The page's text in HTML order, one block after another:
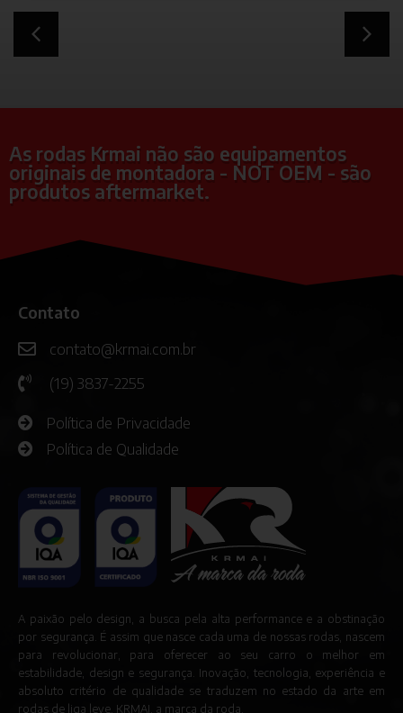
As rodas Krmai não são equipamentos
originais de montadora - NOT OEM - são
produtos aftermarket.
A paixão pelo design, a busca pela alta performance e a obstinação
por segurança. É assim que nasce cada uma de nossas rodas, nascem
para revolucionar, para oferecer ao seu carro o melhor em
estabilidade, design e segurança. Inovação, tecnologia, experiência e
absoluto critério de qualidade se traduzem no estado da arte em
rodas de liga leve. KRMAI, a marca da roda.
Contato
contato@krmai.com.br
(19) 3837-2255
Política de Privacidade
Política de Qualidade